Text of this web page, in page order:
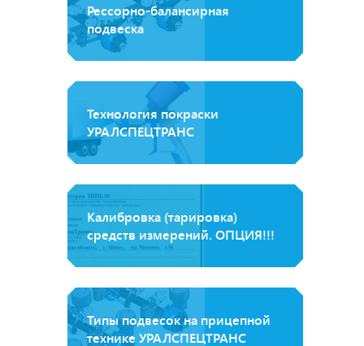
Рессорно-балансирная
подвеска
Технология покраски
УРАЛСПЕЦТРАНС
Калибровка (тарировка)
средств измерений. ОПЦИЯ!!!
Типы подвесок на прицепной
технике УРАЛСПЕЦТРАНС